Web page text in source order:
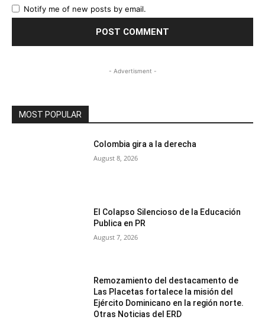
Notify me of new posts by email.
- Advertisment -
MOST POPULAR
Colombia gira a la derecha
August 8, 2026
El Colapso Silencioso de la Educación
Publica en PR
August 7, 2026
Remozamiento del destacamento de
Las Placetas fortalece la misión del
Ejército Dominicano en la región norte.
Otras Noticias del ERD